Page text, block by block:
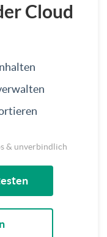
Cloud
& unverbindlich